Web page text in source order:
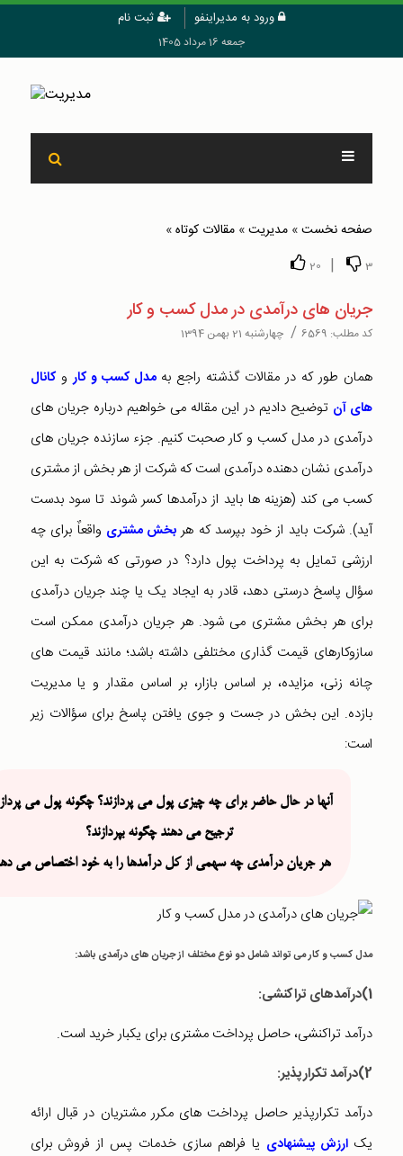
ورود به مدیراینفو ثبت نام
جمعه 16 مرداد 1405
صفحه نخست» مدیریت» مقالات کوتاه»
3
|
20
جریان های درآمدی در مدل کسب و کار
کد مطلب: 6569
/ چهارشنبه 21 بهمن 1394
همان طور که در مقالات گذشته راجع به مدل کسب و کارو کانال
های آن توضیح دادیم در این مقاله می خواهیم درباره جریان های
درآمدی در مدل کسب و کار صحبت کنیم. جزء سازنده جریان های
درآمدی نشان دهنده درآمدی است که شرکت از هر بخش از مشتری
کسب می کند (هزینه ها باید از درآمدها کسر شوند تا سود بدست
آید). شرکت باید از خود بپرسد که هر بخش مشتری واقعاٌ برای چه
ارزشی تمایل به پرداخت پول دارد؟ در صورتی که شرکت به این
سؤال پاسخ درستی دهد، قادر به ایجاد یک یا چند جریان درآمدی
برای هر بخش مشتری می شود. هر جریان درآمدی ممکن است
سازوکارهای قیمت گذاری مختلفی داشته باشد؛ مانند قیمت های
چانه زنی، مزایده، بر اساس بازار، بر اساس مقدار و یا مدیریت
بازده. این بخش در جست و جوی یافتن پاسخ برای سؤالات زیر
است:
آنها در حال حاضر برای چه چیزی پول می پردازند؟ چگونه پول می
ترجیح می دهند چگونه بپردازند؟
هر جریان درآمدی چه سهمی از کل درآمدها را به خود اختصاص می
مدل کسب و کار می تواند شامل دو نوع مختلف از جریان های درآمدی باشد:
1)درآمدهای تراکنشی:
درآمد تراکنشی، حاصل پرداخت مشتری برای یکبار خرید است.
2)درآمد تکرارپذیر:
درآمد تکرارپذیر حاصل پرداخت های مکرر مشتریان در قبال ارائه
یکارزش پیشنهادی یا فراهم سازی خدمات پس از فروش برای